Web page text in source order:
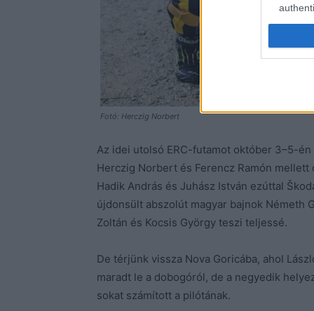
Fotó: Herczig Norbert
Az idei utolsó ERC-futamot október 3–5-
Herczig Norbert és Ferencz Ramón mellett
Hadik András és Juhász István ezúttal
újdonsült abszolút magyar bajnok Németh
Zoltán és Kocsis György teszi teljessé.
De térjünk vissza Nova Goricába, ahol
maradt le a dobogóról, de a negyedik
sokat számított a pilótának.